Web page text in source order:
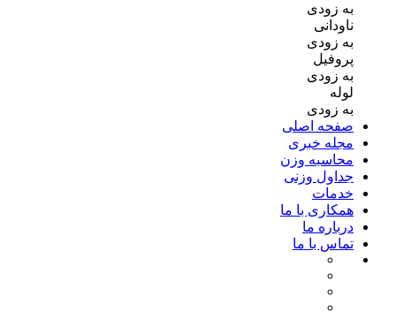
به زودی
ناودانی
به زودی
پروفیل
به زودی
لوله
به زودی
صفحه اصلی
مجله خبری
محاسبه وزن
جداول وزنی
خدمات
همکاری با ما
درباره ما
تماس با ما